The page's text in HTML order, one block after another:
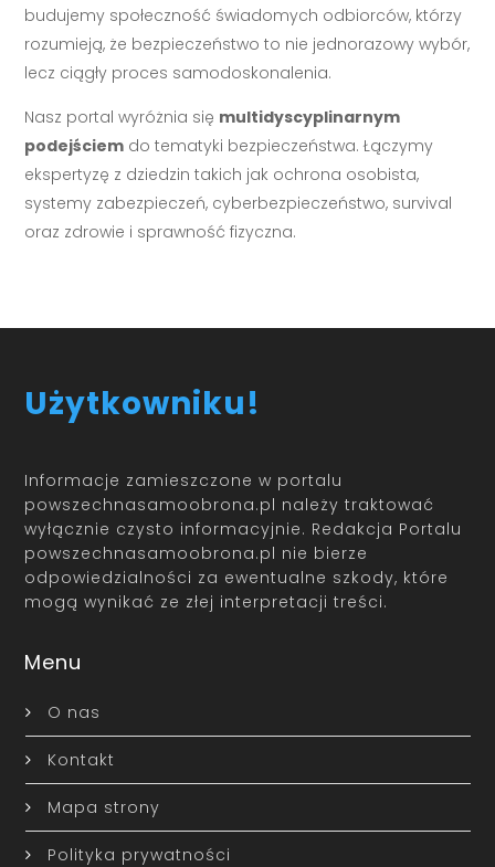
budujemy społeczność świadomych odbiorców, którzy
rozumieją, że bezpieczeństwo to nie jednorazowy wybór,
lecz ciągły proces samodoskonalenia.
Nasz portal wyróżnia się multidyscyplinarnym
podejściem do tematyki bezpieczeństwa. Łączymy
ekspertyzę z dziedzin takich jak ochrona osobista,
systemy zabezpieczeń, cyberbezpieczeństwo, survival
oraz zdrowie i sprawność fizyczna.
Użytkowniku!
Informacje zamieszczone w portalu
powszechnasamoobrona.pl należy traktować
wyłącznie czysto informacyjnie. Redakcja Portalu
powszechnasamoobrona.pl nie bierze
odpowiedzialności za ewentualne szkody, które
mogą wynikać ze złej interpretacji treści.
Menu
O nas
Kontakt
Mapa strony
Polityka prywatności